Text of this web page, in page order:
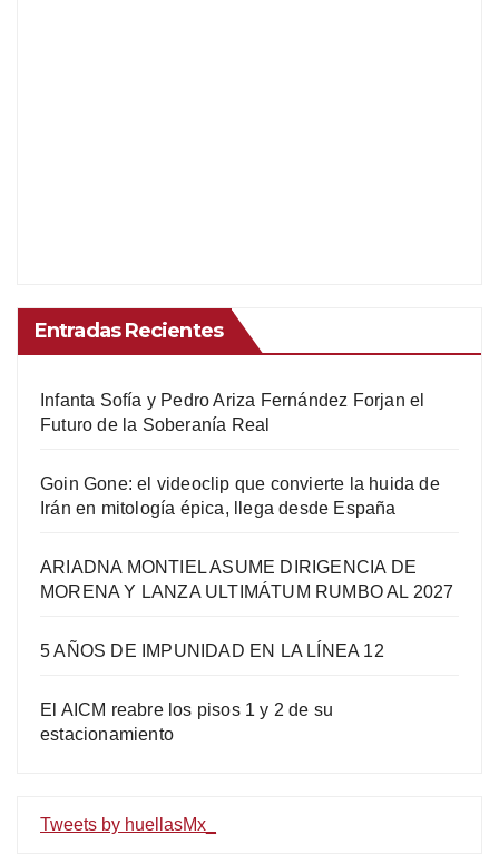
Entradas Recientes
Infanta Sofía y Pedro Ariza Fernández Forjan el
Futuro de la Soberanía Real
Goin Gone: el videoclip que convierte la huida de
Irán en mitología épica, llega desde España
ARIADNA MONTIEL ASUME DIRIGENCIA DE
MORENA Y LANZA ULTIMÁTUM RUMBO AL 2027
5 AÑOS DE IMPUNIDAD EN LA LÍNEA 12
El AICM reabre los pisos 1 y 2 de su
estacionamiento
Tweets by huellasMx_